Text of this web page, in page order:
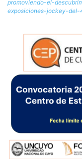
promoviendo-el-
exposiciones-jockey-